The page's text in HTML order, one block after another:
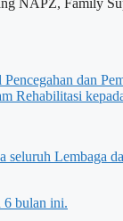
NAPZ, Family
dan
Rehabilitasi
Lembaga
6 bulan ini.